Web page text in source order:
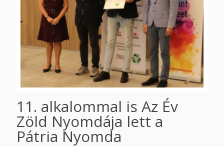
11. alkalommal is Az Év
Zöld Nyomdája lett a
Pátria Nyomda